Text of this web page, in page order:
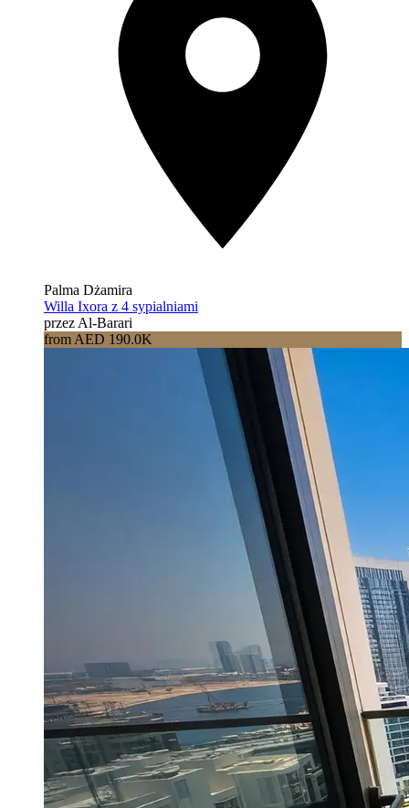
Palma Dżamira
Willa Ixora z 4 sypialniami
przez Al-Barari
from AED 190.0K